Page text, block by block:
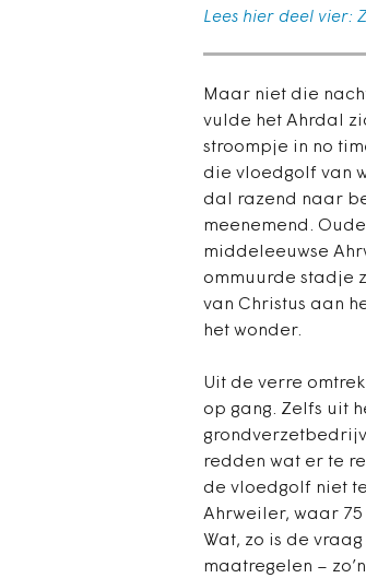
Lees hier deel vier:
Maar niet die
vulde het Ahrdal
stroompje in no
die vloedgolf van
dal razend naar
meenemend.
middeleeuwse
ommuurde stadje
van Christus aan
het wonder.
Uit de verre
op gang. Zelfs uit
redden wat er te
de vloedgolf niet
Ahrweiler, waar
Wat, zo is de
maatregelen –